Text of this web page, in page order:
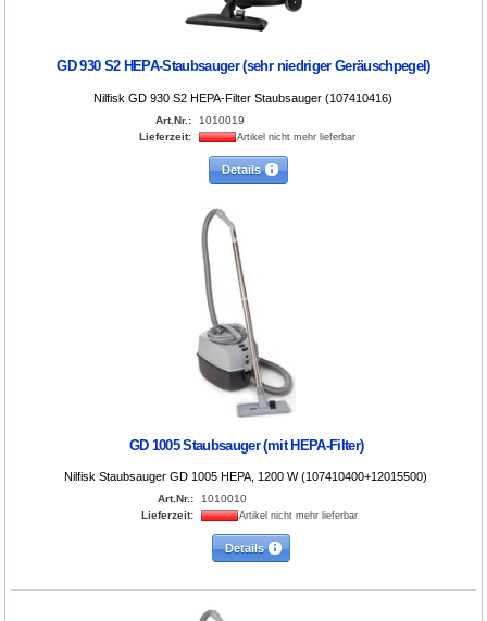
GD 930 S2 HEPA-Staubsauger (sehr niedriger Geräuschpegel)
Nilfisk GD 930 S2 HEPA-Filter Staubsauger (107410416)
Art.Nr.:
1010019
Lieferzeit:
Artikel nicht mehr lieferbar
Details
GD 1005 Staubsauger (mit HEPA-Filter)
Nilfisk Staubsauger GD 1005 HEPA, 1200 W (107410400+12015500)
Art.Nr.:
1010010
Lieferzeit:
Artikel nicht mehr lieferbar
Details